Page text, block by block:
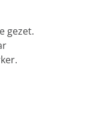
gezet.